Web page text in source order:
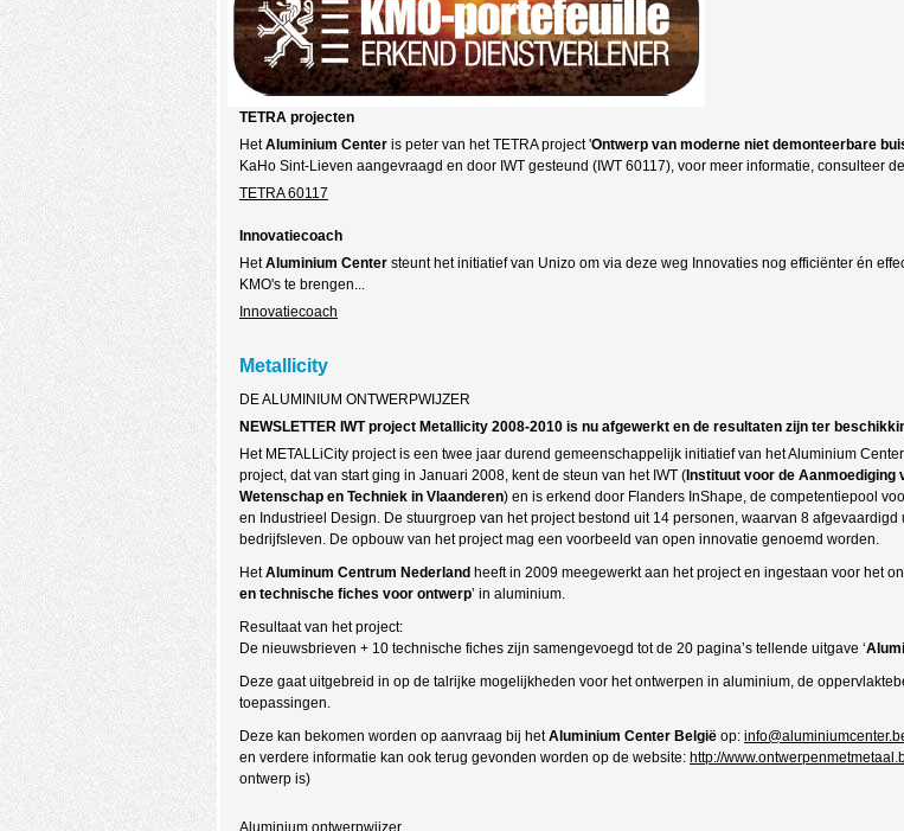
TETRA projecten
HetAluminium Center is peter van het TETRA project 'Ontwerp van moderne niet demonteerbare
KaHo Sint-Lieven aangevraagd en door IWT gesteund (IWT 60117), voor meer informatie, consulteer
TETRA 60117
Innovatiecoach
HetAluminium Center steunt het initiatief van Unizo om via deze weg Innovaties nog efficiënter én
KMO's te brengen...
Innovatiecoach
Metallicity
DE ALUMINIUM ONTWERPWIJZER
NEWSLETTER IWT project Metallicity 2008-2010 is nu afgewerkt en de resultaten zijn ter
Het METALLiCity project is een twee jaar durend gemeenschappelijk initiatief van het Aluminium
project, dat van start ging in Januari 2008, kent de steun van het IWT ( Instituut voor de Aanmoediging
Wetenschap en Techniek in Vlaanderen) en is erkend door Flanders InShape, de competentiepool
en Industrieel Design. De stuurgroep van het project bestond uit 14 personen, waarvan 8 afgevaardigd
bedrijfsleven. De opbouw van het project mag een voorbeeld van open innovatie genoemd worden.
HetAluminum Centrum Nederland heeft in 2009 meegewerkt aan het project en ingestaan voor het
en technische fiches voor ontwerp’ in aluminium.
Resultaat van het project:
De nieuwsbrieven + 10 technische fiches zijn samengevoegd tot de 20 pagina’s tellende uitgave ‘
Deze gaat uitgebreid in op de talrijke mogelijkheden voor het ontwerpen in aluminium, de
toepassingen.
Deze kan bekomen worden op aanvraag bij hetAluminium Center België op:
en verdere informatie kan ook terug gevonden worden op de website: http://
ontwerp is)
Aluminium ontwerpwijzer